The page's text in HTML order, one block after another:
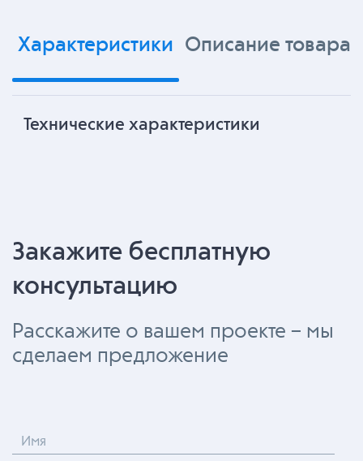
Характеристики Описание товара
Технические характеристики
Закажите бесплатную
консультацию
Расскажите о вашем проекте – мы
сделаем предложение
Имя